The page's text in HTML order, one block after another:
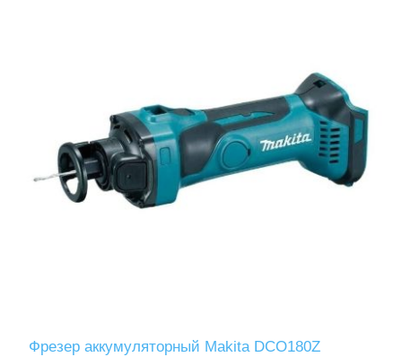
Фрезер аккумуляторный Makita DCO180Z